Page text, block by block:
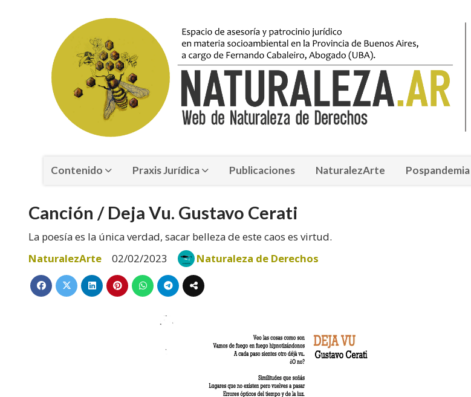
Contenido Praxis Jurídica Publicaciones NaturalezArte Pospandemia
Canción / Deja Vu. Gustavo Cerati
La poesía es la única verdad, sacar belleza de este caos es virtud.
NaturalezArte
02/02/2023 Naturaleza de Derechos